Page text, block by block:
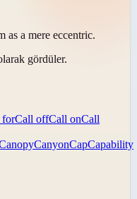
as a mere eccentric.
gördüler.
forCall offCall onCall
CanyonCapCapability